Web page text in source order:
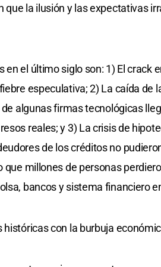
la ilusión y las expectativas
el último siglo son: 1) El crack
especulativa; 2) La caída de
algunas firmas tecnológicas
reales; y 3) La crisis de
de los créditos no
millones de personas
bancos y sistema financiero
con la burbuja